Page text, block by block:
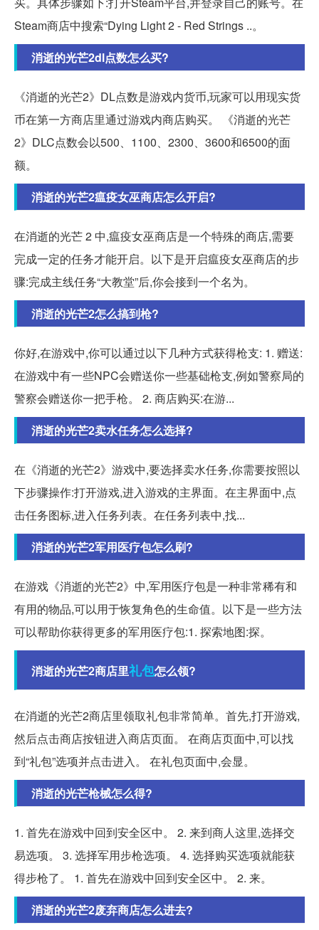
Steam商店中搜索“Dying Light 2 - Red Strings ..。
消逝的光芒2dl点数怎么买?
《消逝的光芒2》DL点数是游戏内货币,玩家可以用现实货
币在第一方商店里通过游戏内商店购买。 《消逝的光芒
2》DLC点数会以500、1100、2300、3600和6500的面
额。
消逝的光芒2瘟疫女巫商店怎么开启?
在消逝的光芒 2 中,瘟疫女巫商店是一个特殊的商店,需要
完成一定的任务才能开启。以下是开启瘟疫女巫商店的步
骤:完成主线任务“大教堂”后,你会接到一个名为。
消逝的光芒2怎么搞到枪?
你好,在游戏中,你可以通过以下几种方式获得枪支: 1. 赠送:
在游戏中有一些NPC会赠送你一些基础枪支,例如警察局的
警察会赠送你一把手枪。 2. 商店购买:在游...
消逝的光芒2卖水任务怎么选择?
在《消逝的光芒2》游戏中,要选择卖水任务,你需要按照以
下步骤操作:打开游戏,进入游戏的主界面。在主界面中,点
击任务图标,进入任务列表。在任务列表中,找...
消逝的光芒2军用医疗包怎么刷?
在游戏《消逝的光芒2》中,军用医疗包是一种非常稀有和
有用的物品,可以用于恢复角色的生命值。以下是一些方法
可以帮助你获得更多的军用医疗包:1. 探索地图:探。
消逝的光芒2商店里礼包怎么领?
在消逝的光芒2商店里领取礼包非常简单。首先,打开游戏,
然后点击商店按钮进入商店页面。 在商店页面中,可以找
到“礼包”选项并点击进入。 在礼包页面中,会显。
消逝的光芒枪械怎么得?
1. 首先在游戏中回到安全区中。 2. 来到商人这里,选择交
易选项。 3. 选择军用步枪选项。 4. 选择购买选项就能获
得步枪了。 1. 首先在游戏中回到安全区中。 2. 来。
消逝的光芒2废弃商店怎么进去?